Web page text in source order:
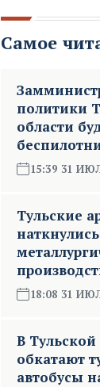
Самое
политики
области
15:39 31
Тульские
18:08 31
В Тульской
обкатают
автобусы